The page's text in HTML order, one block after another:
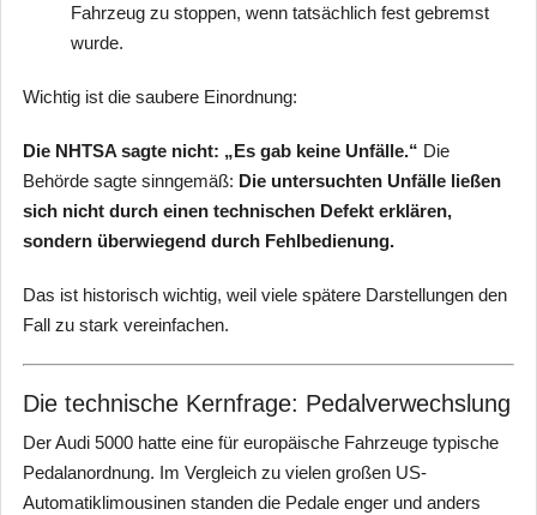
Fahrzeug zu stoppen, wenn tatsächlich fest gebremst
wurde.
Wichtig ist die saubere Einordnung:
Die NHTSA sagte nicht: „Es gab keine Unfälle.“ Die
Behörde sagte sinngemäß: Die untersuchten Unfälle ließen
sich nicht durch einen technischen Defekt erklären,
sondern überwiegend durch Fehlbedienung.
Das ist historisch wichtig, weil viele spätere Darstellungen den
Fall zu stark vereinfachen.
Die technische Kernfrage: Pedalverwechslung
Der Audi 5000 hatte eine für europäische Fahrzeuge typische
Pedalanordnung. Im Vergleich zu vielen großen US-
Automatiklimousinen standen die Pedale enger und anders